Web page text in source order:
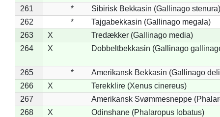
261
*
Sibirisk Bekkasin (Gallinago stenura)
262
*
Tajgabekkasin (Gallinago megala)
263
X
Tredækker (Gallinago media)
264
X Dobbeltbekkasin (Gallinago
265 *
Amerikansk Bekkasin (Gallinago
266
X
Terekklire (Xenus cinereus)
267
Amerikansk Svømmesneppe
268
X
Odinshane (Phalaropus lobatus)